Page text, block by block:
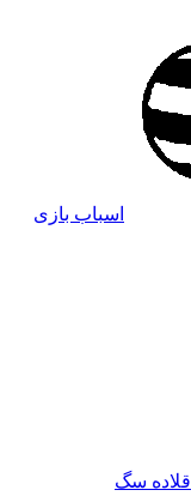
اسباب بازی
قلاده سگ